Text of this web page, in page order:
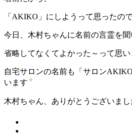
「AKIKO」にしようって思ったので
今日、木村ちゃんに名前の言霊を聞
省略してなくてよかった～って思い
自宅サロンの名前も「サロン
います
木村ちゃん、ありがとうございまし